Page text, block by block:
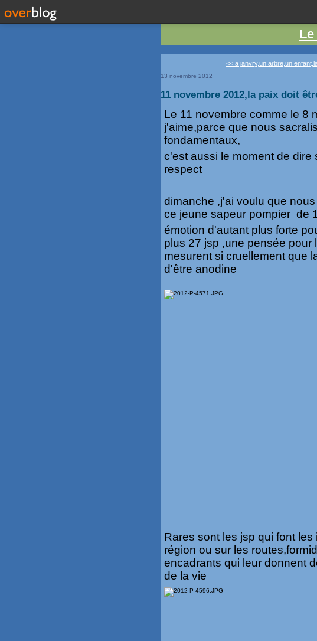
<< a janvry,un arbre,un
13 novembre 2012
11 novembre 2012,la paix doit
Le 11 novembre comme le 8
j'aime,parce que nous
fondamentaux,
c'est aussi le moment de dire
respect
dimanche ,j'ai voulu que
ce jeune sapeur pompier de
émotion d'autant plus forte
plus 27 jsp ,une pensée pour
mesurent si cruellement que
d'être anodine
Rares sont les jsp qui font
région ou sur les
encadrants qui leur donnent
de la vie